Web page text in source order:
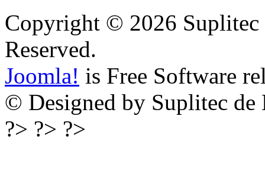
Copyright © 2026 Suplitec
Reserved.
Joomla! is Free Software
© Designed by Suplitec
?> ?> ?>